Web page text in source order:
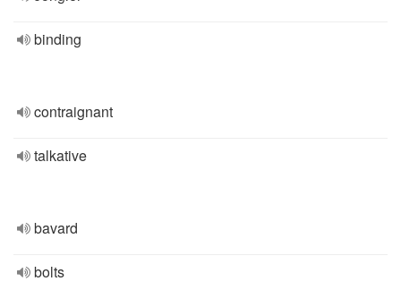
binding
contraignant
talkative
bavard
bolts